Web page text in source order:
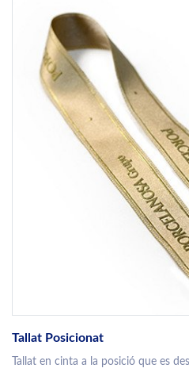
Tallat Posicionat
Tallat en cinta a la posició que es